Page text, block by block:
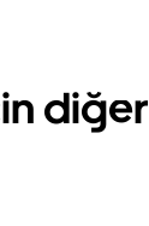
diğer